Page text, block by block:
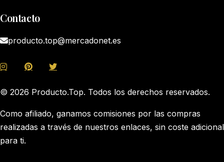
Contacto
producto.top@mercadonet.es
© 2026 Producto.Top. Todos los derechos reservados.
Como afiliado, ganamos comisiones por las compras
realizadas a través de nuestros enlaces, sin coste adicional
para ti.